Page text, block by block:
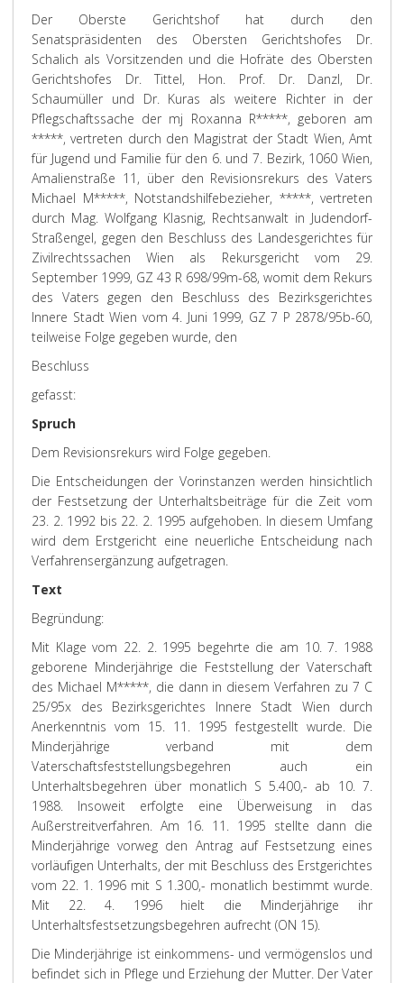
Der Oberste Gerichtshof hat durch den
Senatspräsidenten des Obersten Gerichtshofes Dr.
Schalich als Vorsitzenden und die Hofräte des Obersten
Gerichtshofes Dr. Tittel, Hon. Prof. Dr. Danzl, Dr.
Schaumüller und Dr. Kuras als weitere Richter in der
Pflegschaftssache der mj Roxanna R*****, geboren am
*****, vertreten durch den Magistrat der Stadt Wien, Amt
für Jugend und Familie für den 6. und 7. Bezirk, 1060 Wien,
Amalienstraße 11, über den Revisionsrekurs des Vaters
Michael M*****, Notstandshilfebezieher, *****, vertreten
durch Mag. Wolfgang Klasnig, Rechtsanwalt in Judendorf-
Straßengel, gegen den Beschluss des Landesgerichtes für
Zivilrechtssachen Wien als Rekursgericht vom 29.
September 1999, GZ 43 R 698/99m-68, womit dem Rekurs
des Vaters gegen den Beschluss des Bezirksgerichtes
Innere Stadt Wien vom 4. Juni 1999, GZ 7 P 2878/95b-60,
teilweise Folge gegeben wurde, den
Beschluss
gefasst:
Spruch
Dem Revisionsrekurs wird Folge gegeben.
Die Entscheidungen der Vorinstanzen werden hinsichtlich
der Festsetzung der Unterhaltsbeiträge für die Zeit vom
23. 2. 1992 bis 22. 2. 1995 aufgehoben. In diesem Umfang
wird dem Erstgericht eine neuerliche Entscheidung nach
Verfahrensergänzung aufgetragen.
Text
Begründung:
Mit Klage vom 22. 2. 1995 begehrte die am 10. 7. 1988
geborene Minderjährige die Feststellung der Vaterschaft
des Michael M*****, die dann in diesem Verfahren zu 7 C
25/95x des Bezirksgerichtes Innere Stadt Wien durch
Anerkenntnis vom 15. 11. 1995 festgestellt wurde. Die
Minderjährige verband mit dem
Vaterschaftsfeststellungsbegehren auch ein
Unterhaltsbegehren über monatlich S 5.400,- ab 10. 7.
1988. Insoweit erfolgte eine Überweisung in das
Außerstreitverfahren. Am 16. 11. 1995 stellte dann die
Minderjährige vorweg den Antrag auf Festsetzung eines
vorläufigen Unterhalts, der mit Beschluss des Erstgerichtes
vom 22. 1. 1996 mit S 1.300,- monatlich bestimmt wurde.
Mit 22. 4. 1996 hielt die Minderjährige ihr
Unterhaltsfestsetzungsbegehren aufrecht (ON 15).
Die Minderjährige ist einkommens- und vermögenslos und
befindet sich in Pflege und Erziehung der Mutter. Der Vater